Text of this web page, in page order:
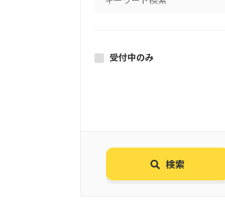
受付中のみ
検索